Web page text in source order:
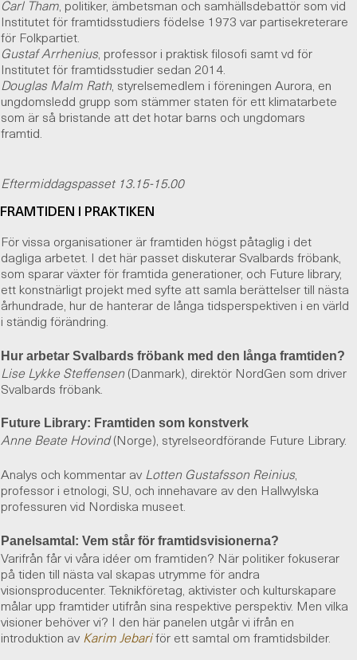
Carl Tham, politiker, ämbetsman och samhällsdebattör som vid
Institutet för framtidsstudiers födelse 1973 var partisekreterare
för Folkpartiet.
Gustaf Arrhenius, professor i praktisk filosofi samt vd för
Institutet för framtidsstudier sedan 2014.
Douglas Malm Rath, styrelsemedlem i föreningen Aurora, en
ungdomsledd grupp som stämmer staten för ett klimatarbete
som är så bristande att det hotar barns och ungdomars
framtid.
Eftermiddagspasset 13.15-15.00
FRAMTIDEN I PRAKTIKEN
För vissa organisationer är framtiden högst påtaglig i det
dagliga arbetet. I det här passet diskuterar Svalbards fröbank,
som sparar växter för framtida generationer, och Future library,
ett konstnärligt projekt med syfte att samla berättelser till nästa
århundrade, hur de hanterar de långa tidsperspektiven i en värld
i ständig förändring.
Hur arbetar Svalbards fröbank med den långa framtiden?
Lise Lykke Steffensen (Danmark), direktör NordGen som driver
Svalbards fröbank.
Future Library: Framtiden som konstverk
Anne Beate Hovind(Norge), styrelseordförande Future Library.
Analys och kommentar av Lotten Gustafsson Reinius,
professor i etnologi, SU, och innehavare av den Hallwylska
professuren vid Nordiska museet.
Panelsamtal: Vem står för framtidsvisionerna?
Varifrån får vi våra idéer om framtiden? När politiker fokuserar
på tiden till nästa val skapas utrymme för andra
visionsproducenter. Teknikföretag, aktivister och kulturskapare
målar upp framtider utifrån sina respektive perspektiv. Men vilka
visioner behöver vi? I den här panelen utgår vi ifrån en
introduktion av Karim Jebariför ett samtal om framtidsbilder.